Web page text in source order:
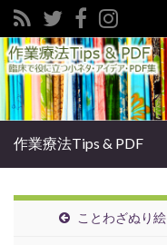
Search for:
作業療法Tips & PDF
ことわざぬり